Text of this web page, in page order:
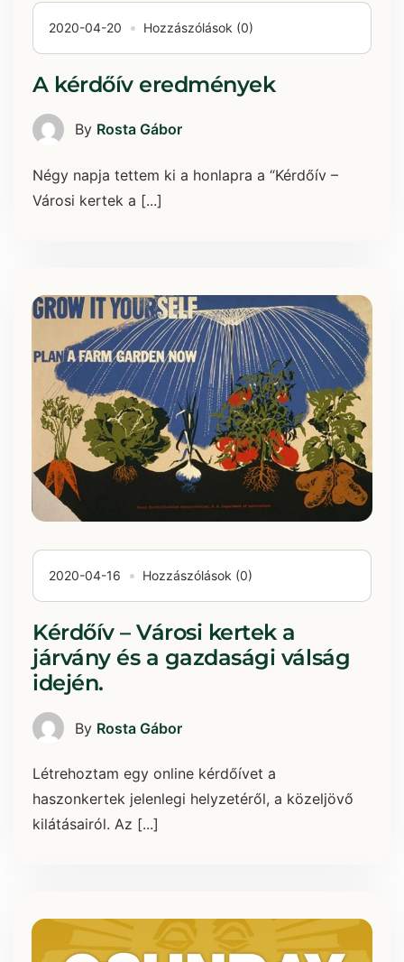
2020-04-20 Hozzászólások (0)
A kérdőív eredmények
By Rosta Gábor
Négy napja tettem ki a honlapra a “Kérdőív –
Városi kertek a [...]
2020-04-16 Hozzászólások (0)
Kérdőív – Városi kertek a
járvány és a gazdasági válság
idején.
By Rosta Gábor
Létrehoztam egy online kérdőívet a
haszonkertek jelenlegi helyzetéről, a közeljövő
kilátásairól. Az [...]